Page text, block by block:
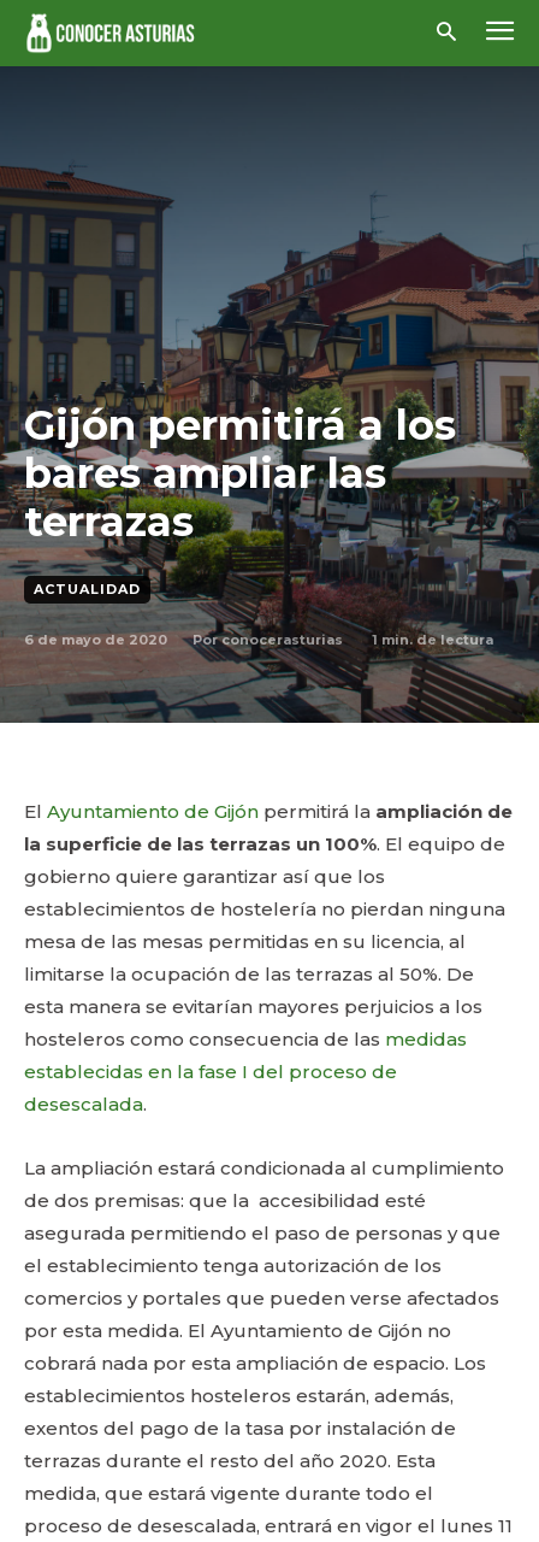
Gijón permitirá a los
bares ampliar las
terrazas
ACTUALIDAD
6 de mayo de 2020 Por conocerasturias 1 min. de lectura
El Ayuntamiento de Gijón permitirá la ampliación de
la superficie de las terrazas un 100%. El equipo de
gobierno quiere garantizar así que los
establecimientos de hostelería no pierdan ninguna
mesa de las mesas permitidas en su licencia, al
limitarse la ocupación de las terrazas al 50%. De
esta manera se evitarían mayores perjuicios a los
hosteleros como consecuencia de las medidas
establecidas en la fase I del proceso de
desescalada.
La ampliación estará condicionada al cumplimiento
de dos premisas: que la accesibilidad esté
asegurada permitiendo el paso de personas y que
el establecimiento tenga autorización de los
comercios y portales que pueden verse afectados
por esta medida. El Ayuntamiento de Gijón no
cobrará nada por esta ampliación de espacio. Los
establecimientos hosteleros estarán, además,
exentos del pago de la tasa por instalación de
terrazas durante el resto del año 2020. Esta
medida, que estará vigente durante todo el
proceso de desescalada, entrará en vigor el lunes 11